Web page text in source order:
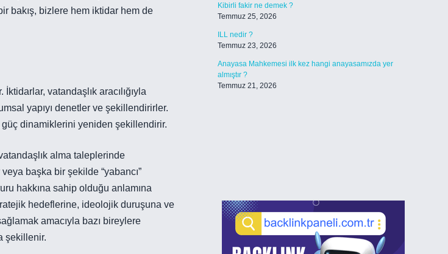
bakış, bizlere hem iktidar hem de
vatandaşlık aracılığıyla
yapıyı denetler ve şekillendirirler.
güç dinamiklerini yeniden şekillendirir.
alma taleplerinde
başka bir şekilde “yabancı”
hakkına sahip olduğu anlamına
hedeflerine, ideolojik duruşuna ve
amacıyla bazı bireylere
şekillenir.
Kibirli fakir ne demek ?
Temmuz 25, 2026
ILL nedir ?
Temmuz 23, 2026
Anayasa Mahkemesi ilk kez hangi anayasamızda yer
almıştır ?
Temmuz 21, 2026